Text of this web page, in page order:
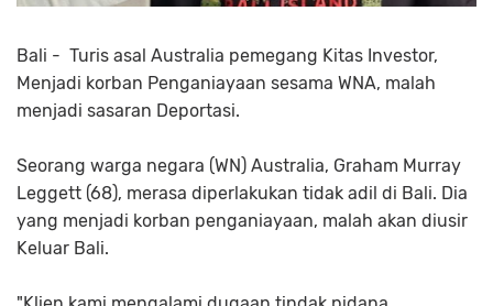
Bali - Turis asal Australia pemegang Kitas Investor,
Menjadi korban Penganiayaan sesama WNA, malah
menjadi sasaran Deportasi.
Seorang warga negara (WN) Australia, Graham Murray
Leggett (68), merasa diperlakukan tidak adil di Bali. Dia
yang menjadi korban penganiayaan, malah akan diusir
Keluar Bali.